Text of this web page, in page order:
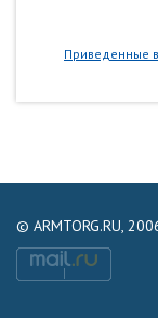
Приведенные в
© ARMTORG.RU,